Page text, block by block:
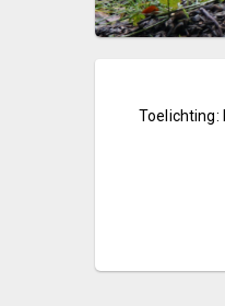
Toelichting: